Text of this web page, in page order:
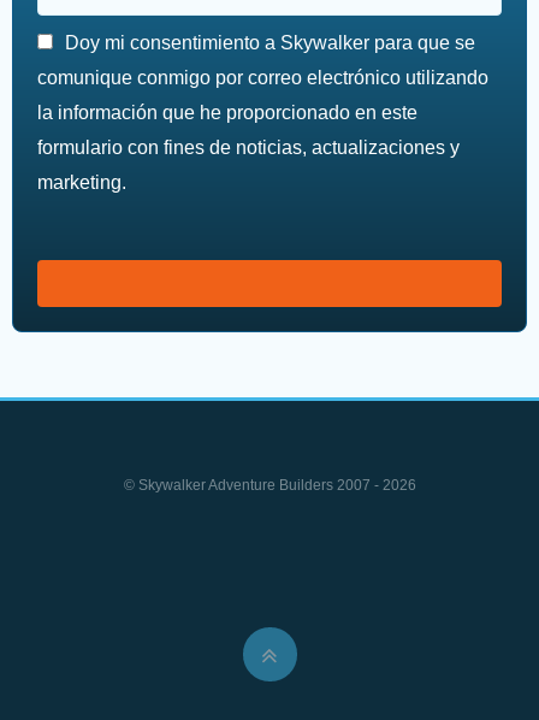
Doy mi consentimiento a Skywalker para que se
comunique conmigo por correo electrónico utilizando
la información que he proporcionado en este
formulario con fines de noticias, actualizaciones y
marketing.
© Skywalker Adventure Builders 2007 - 2026